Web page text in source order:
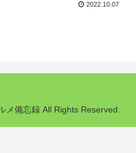
2022.10.07
メ備忘録 All Rights Reserved.